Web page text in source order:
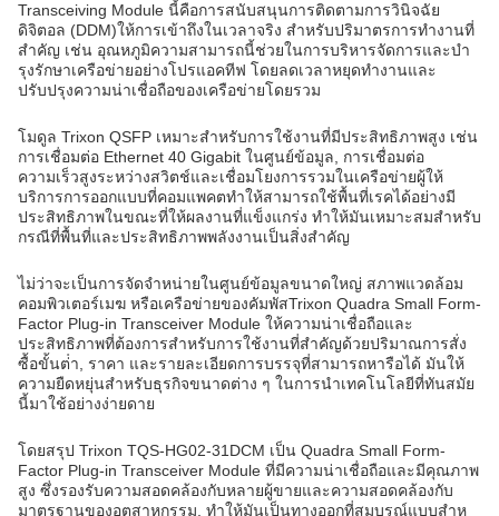
Transceiving Module นี้คือการสนับสนุนการติดตามการวินิจฉัย
ดิจิตอล (DDM)ให้การเข้าถึงในเวลาจริง สําหรับปริมาตรการทํางานที่
สําคัญ เช่น อุณหภูมิความสามารถนี้ช่วยในการบริหารจัดการและบํา
รุงรักษาเครือข่ายอย่างโปรแอคทีฟ โดยลดเวลาหยุดทํางานและ
ปรับปรุงความน่าเชื่อถือของเครือข่ายโดยรวม
โมดูล Trixon QSFP เหมาะสําหรับการใช้งานที่มีประสิทธิภาพสูง เช่น
การเชื่อมต่อ Ethernet 40 Gigabit ในศูนย์ข้อมูล, การเชื่อมต่อ
ความเร็วสูงระหว่างสวิตช์และเชื่อมโยงการรวมในเครือข่ายผู้ให้
บริการการออกแบบที่คอมแพคตทําให้สามารถใช้พื้นที่เรคได้อย่างมี
ประสิทธิภาพในขณะที่ให้ผลงานที่แข็งแกร่ง ทําให้มันเหมาะสมสําหรับ
กรณีที่พื้นที่และประสิทธิภาพพลังงานเป็นสิ่งสําคัญ
ไม่ว่าจะเป็นการจัดจําหน่ายในศูนย์ข้อมูลขนาดใหญ่ สภาพแวดล้อม
คอมพิวเตอร์เมฆ หรือเครือข่ายของคัมพัสTrixon Quadra Small Form-
Factor Plug-in Transceiver Module ให้ความน่าเชื่อถือและ
ประสิทธิภาพที่ต้องการสําหรับการใช้งานที่สําคัญด้วยปริมาณการสั่ง
ซื้อขั้นต่ํา, ราคา และรายละเอียดการบรรจุที่สามารถหารือได้ มันให้
ความยืดหยุ่นสําหรับธุรกิจขนาดต่าง ๆ ในการนําเทคโนโลยีที่ทันสมัย
นี้มาใช้อย่างง่ายดาย
โดยสรุป Trixon TQS-HG02-31DCM เป็น Quadra Small Form-
Factor Plug-in Transceiver Module ที่มีความน่าเชื่อถือและมีคุณภาพ
สูง ซึ่งรองรับความสอดคล้องกับหลายผู้ขายและความสอดคล้องกับ
มาตรฐานของอุตสาหกรรม, ทําให้มันเป็นทางออกที่สมบูรณ์แบบสําห